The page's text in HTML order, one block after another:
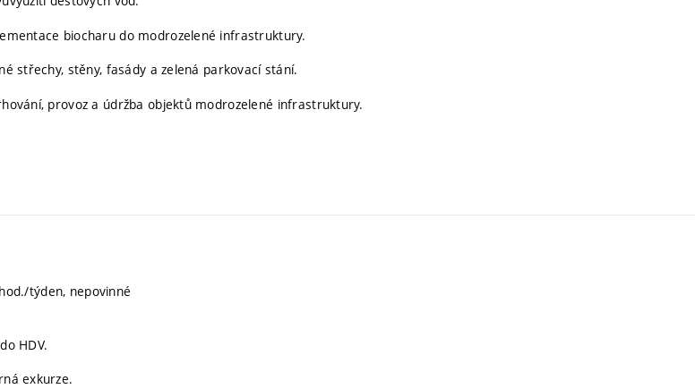
biocharu do modrozelené infrastruktury.
střechy, stěny, fasády a zelená parkovací stání.
provoz a údržba objektů modrozelené infrastruktury.
týden, nepovinné
HDV.
exkurze.